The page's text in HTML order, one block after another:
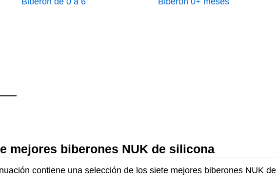
mejores biberones NUK de silicona
contiene una selección de los siete mejores biberones NUK